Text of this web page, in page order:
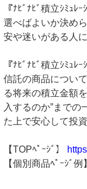
『ﾅﾋﾞﾅﾋﾞ積立ｼﾐｭ
選べばよいか決め
安や迷いがある人
『ﾅﾋﾞﾅﾋﾞ積立ｼﾐｭ
信託の商品につい
る将来の積立金額
入するのか”までの
た上で安心して投
【TOPﾍﾟｰｼﾞ】
【個別商品ﾍﾟｰｼﾞ例